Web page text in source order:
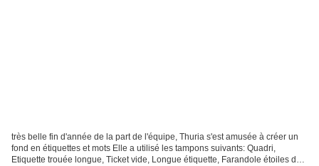
très belle fin d'année de la part de l'équipe, Thuria s'est amusée à créer un
fond en étiquettes et mots Elle a utilisé les tampons suivants: Quadri,
Etiquette trouée longue, Ticket vide, Longue étiquette, Farandole étoiles de